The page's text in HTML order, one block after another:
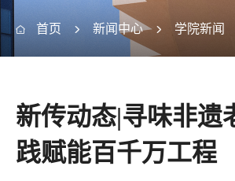
 首页  新闻中心  学院新闻
新传动态|寻味非遗
践赋能百千万工程